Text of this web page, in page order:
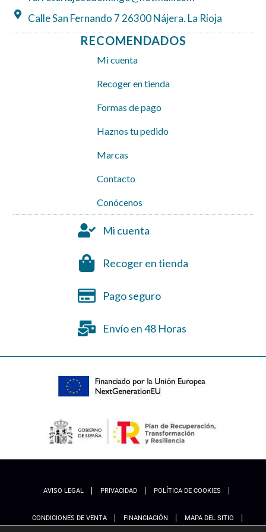
Calle San Fernando 7 26300 Nájera. La Rioja
RECOMENDADOS
Mi cuenta
Recoger en tienda
Formas de pago
Haznos tu pedido
Marcas
Contacto
Conócenos
Mi cuenta
Recoger en tienda
Pago seguro
Envío en 48 Horas
AVISO LEGAL PRIVACIDAD POLÍTICA DE COOKIES
CONDICIONES DE VENTA FINANCIACIÓN MAPA DEL SITIO